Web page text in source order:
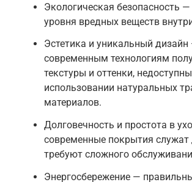
Экологическая безопасность
уровня вредных веществ
Эстетика и уникальный
современным технологиям
текстуры и оттенки,
использовании натуральных
материалов.
Долговечность и простота в
современные покрытия служат
требуют сложного
Энергосбережение —